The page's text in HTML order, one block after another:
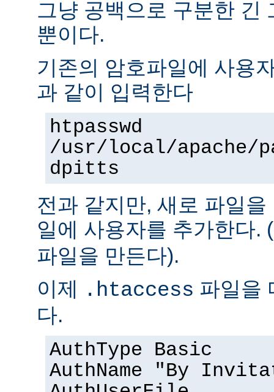
그냥 공백으로 구분한 긴
뿐이다.
기존의 암호파일에 사용
과 같이 입력한다
htpasswd
/usr/local/apache/
dpitts
전과 같지만, 새로 파일
일에 사용자를 추가한다. (
파일을 만든다).
이제 .htaccess 파일을
다.
AuthType Basic
AuthName "By